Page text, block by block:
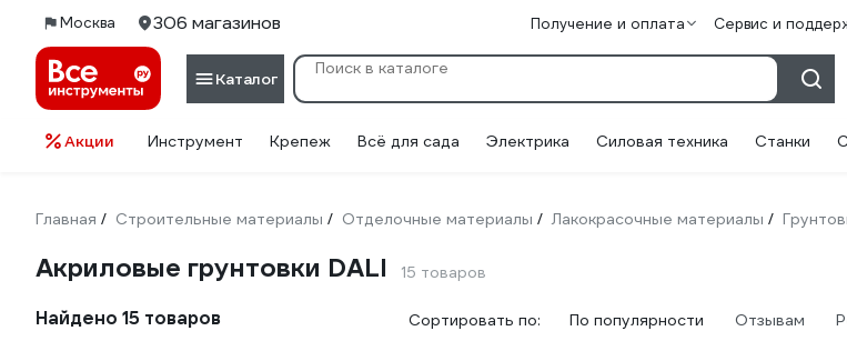
Москва 306 магазинов Получение и оплата Сервис и
Каталог
Акции Инструмент Крепеж Всё для сада Электрика Силовая техника Станки
Главная / Строительные материалы / Отделочные материалы / Лакокрасочные материалы /
Акриловые грунтовки DALI 15 товаров
Найдено 15 товаров Сортировать по: По популярности Отзывам